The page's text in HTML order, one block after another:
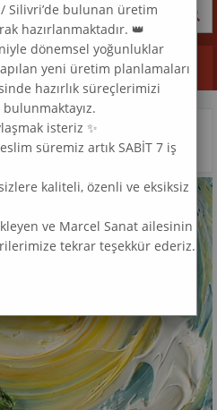
SANAT ELMAS MOZAIK TABLO
Silivri’de bulunan üretim
hazırlanmaktadır. 👑
dönemsel yoğunluklar
yeni üretim planlamaları
hazırlık süreçlerimizi
isteriz ✨
süremiz artık SABİT 7 iş
kaliteli, özenli ve eksiksiz
ve Marcel Sanat ailesinin
tekrar teşekkür ederiz.